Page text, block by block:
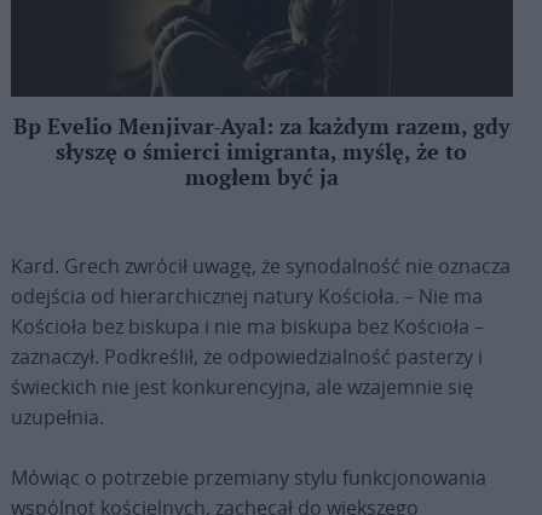
Bp Evelio Menjivar-Ayal: za każdym razem, gdy
słyszę o śmierci imigranta, myślę, że to
mogłem być ja
Kard. Grech zwrócił uwagę, że synodalność nie oznacza
odejścia od hierarchicznej natury Kościoła. – Nie ma
Kościoła bez biskupa i nie ma biskupa bez Kościoła –
zaznaczył. Podkreślił, że odpowiedzialność pasterzy i
świeckich nie jest konkurencyjna, ale wzajemnie się
uzupełnia.
Mówiąc o potrzebie przemiany stylu funkcjonowania
wspólnot kościelnych, zachęcał do większego